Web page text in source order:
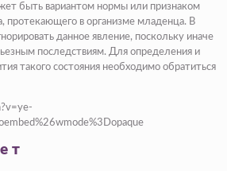
быть вариантом нормы или признаком
протекающего в организме младенца. В
данное явление, поскольку иначе
последствиям. Для определения и
такого состояния необходимо обратиться